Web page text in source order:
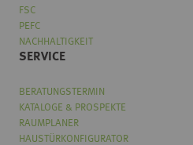
FSC
PEFC
NACHHALTIGKEIT
SERVICE
BERATUNGSTERMIN
KATALOGE & PROSPEKTE
RAUMPLANER
HAUSTÜRKONFIGURATOR